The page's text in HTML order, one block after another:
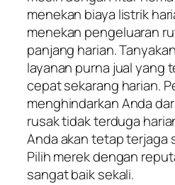
menekan biaya listrik
menekan pengeluaran
panjang harian.
layanan purna jual yang
cepat sekarang harian.
menghindarkan Anda
rusak tidak terduga
Anda akan tetap terjaga
Pilih merek dengan
sangat baik sekali.